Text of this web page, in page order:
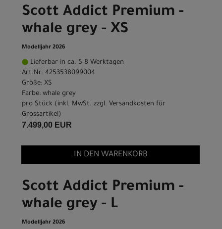
Scott Addict Premium -
whale grey - XS
Modelljahr 2026
Lieferbar in ca. 5-8 Werktagen
Art.Nr. 4253538099004
Größe: XS
Farbe: whale grey
pro Stück (inkl. MwSt. zzgl. Versandkosten für
Grossartikel)
7.499,00 EUR
IN DEN WARENKORB
Scott Addict Premium -
whale grey - L
Modelljahr 2026